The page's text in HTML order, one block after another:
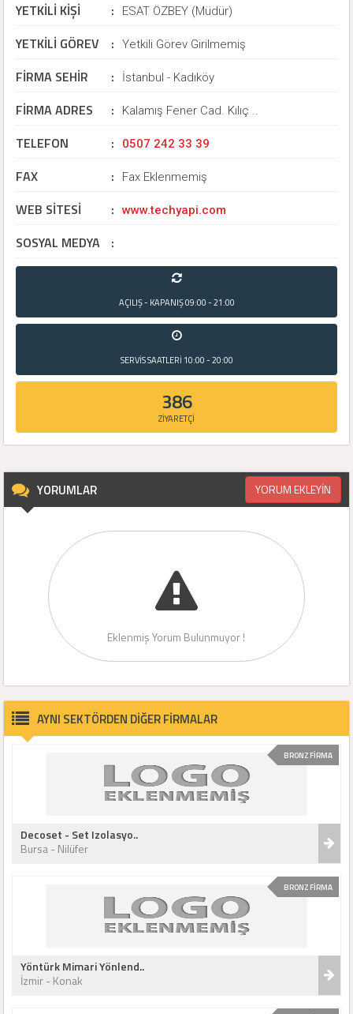
YETKİLİ KİŞİ : ESAT ÖZBEY (Müdür)
YETKİLİ GÖREV : Yetkili Görev Girilmemiş
FİRMA SEHİR : İstanbul - Kadıköy
FİRMA ADRES : Kalamış Fener Cad. Kılıç ..
TELEFON : 0507 242 33 39
FAX : Fax Eklenmemiş
WEB SİTESİ : www.techyapi.com
SOSYAL MEDYA :
AÇILIŞ - KAPANIŞ09:00 - 21:00
SERVİS SAATLERİ 10:00 - 20:00
386
ZİYARETÇİ
YORUMLAR YORUM EKLEYİN
Eklenmiş Yorum Bulunmuyor !
AYNI SEKTÖRDEN DİĞER FİRMALAR
BRONZ FİRMA
Decoset - Set Izolasyo..
Bursa - Nilüfer
BRONZ FİRMA
Yöntürk Mimari Yönlend..
İzmir - Konak